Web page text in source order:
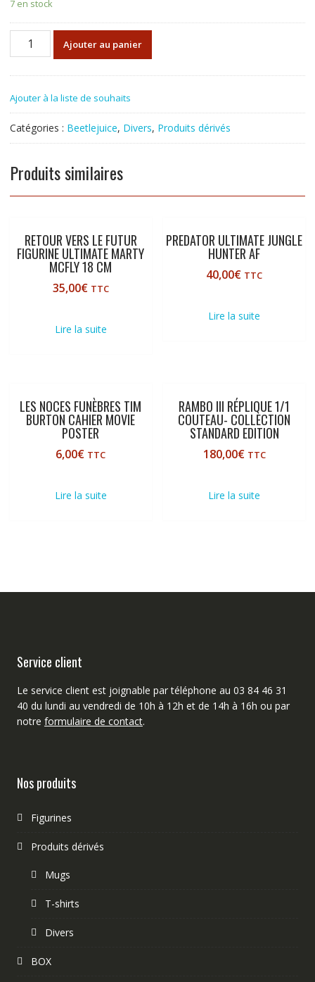
7 en stock
quantité
-
Ultimate
"Matador"
Beetlejuice
Sandworm
Ajouter au panier
Ajouter à la liste de souhaits
Catégories : Beetlejuice, Divers, Produits dérivés
Produits similaires
RETOUR VERS LE FUTUR
FIGURINE ULTIMATE MARTY
MCFLY 18 CM
35,00€ TTC
Lire la suite
PREDATOR ULTIMATE JUNGLE
HUNTER AF
40,00€ TTC
Lire la suite
LES NOCES FUNÈBRES TIM
BURTON CAHIER MOVIE
POSTER
6,00€ TTC
Lire la suite
RAMBO III RÉPLIQUE 1/1
COUTEAU- COLLECTION
STANDARD EDITION
180,00€ TTC
Lire la suite
Service client
Le service client est joignable par téléphone au 03 84 46 31
40 du lundi au vendredi de 10h à 12h et de 14h à 16h ou par
notre formulaire de contact.
Nos produits
Figurines
Produits dérivés
Mugs
T-shirts
Divers
BOX